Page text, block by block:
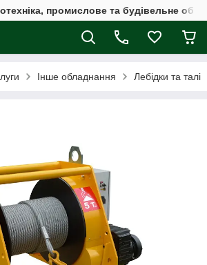
промислове та будівельне
Інше обладнання Лебідки та талі